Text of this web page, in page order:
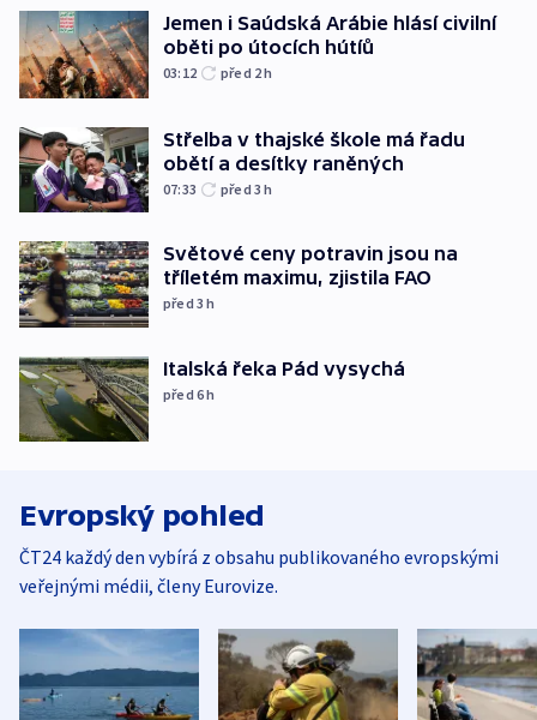
Jemen i Saúdská Arábie hlásí civilní
oběti po útocích hútíů
03:12 před 2h
Střelba v thajské škole má řadu
obětí a desítky raněných
07:33 před 3h
Světové ceny potravin jsou na
tříletém maximu, zjistila FAO
před 3h
Italská řeka Pád vysychá
před 6h
Evropský pohled
ČT24 každý den vybírá z obsahu publikovaného evropskými
veřejnými médii, členy Eurovize.